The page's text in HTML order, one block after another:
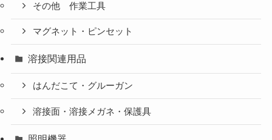
その他 作業工具
マグネット・ピンセット
溶接関連用品
はんだこて・グルーガン
溶接面・溶接メガネ・保護具